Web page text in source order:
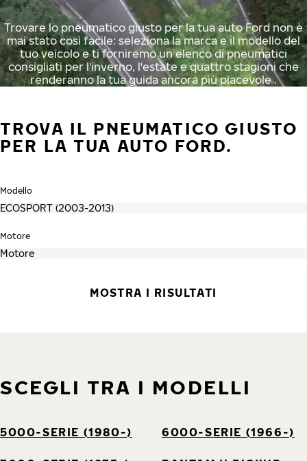
Trovare lo pneumatico giusto per la tua auto Ford non è
mai stato così facile: seleziona la marca e il modello del
tuo veicolo e ti forniremo un elenco di pneumatici
consigliati per l'inverno, l'estate e quattro stagioni che
renderanno la tua guida ancora più piacevole .
TROVA IL PNEUMATICO GIUSTO
PER LA TUA AUTO FORD.
Modello
Motore
MOSTRA I RISULTATI
SCEGLI TRA I MODELLI
5000-SERIE (1980-) 6000-SERIE (1966-)